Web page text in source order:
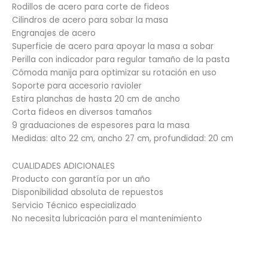
Rodillos de acero para corte de fideos
Cilindros de acero para sobar la masa
Engranajes de acero
Superficie de acero para apoyar la masa a sobar
Perilla con indicador para regular tamaño de la pasta
Cómoda manija para optimizar su rotación en uso
Soporte para accesorio ravioler
Estira planchas de hasta 20 cm de ancho
Corta fideos en diversos tamaños
9 graduaciones de espesores para la masa
Medidas: alto 22 cm, ancho 27 cm, profundidad: 20 cm
CUALIDADES ADICIONALES
Producto con garantía por un año
Disponibilidad absoluta de repuestos
Servicio Técnico especializado
No necesita lubricación para el mantenimiento